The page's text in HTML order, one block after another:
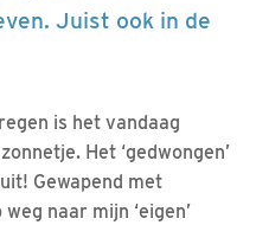
Juist ook in de
is het vandaag
Het ‘gedwongen’
Gewapend met
naar mijn ‘eigen’